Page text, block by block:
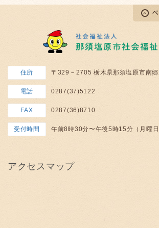
住所 〒329－2705 栃木県那須塩原市南
電話 0287(37)5122
FAX 0287(36)8710
受付時間 午前8時30分〜午後5時15分（月曜日
アクセスマップ